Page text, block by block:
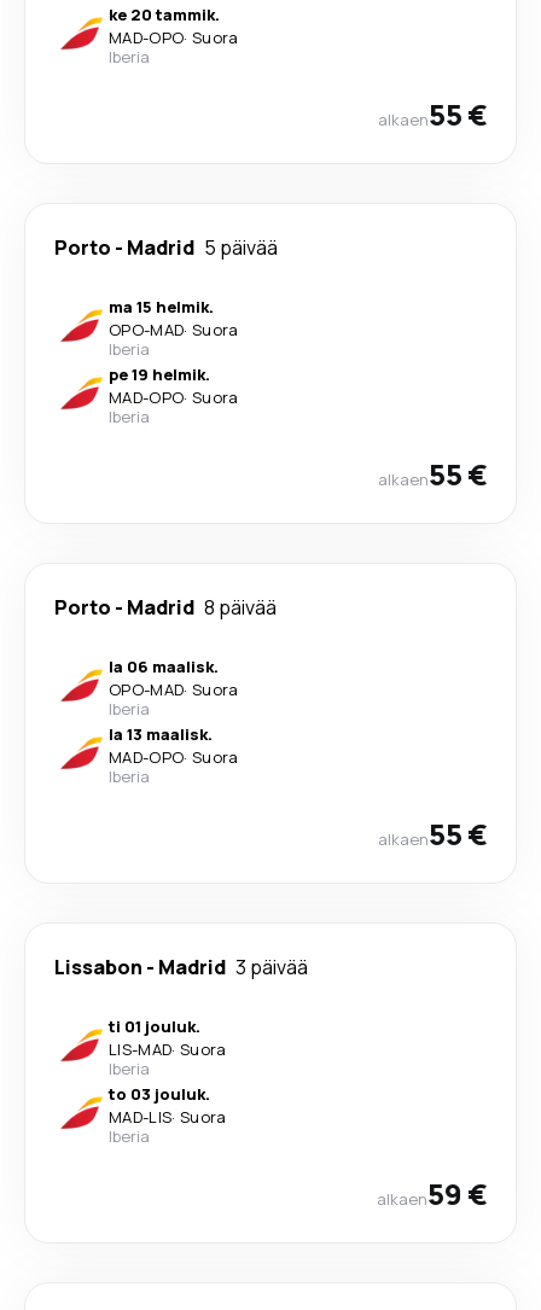
ke 20 tammik.
MAD-OPO· Suora
Iberia
alkaen55 €
Porto - Madrid 5 päivää
ma 15 helmik.
OPO-MAD· Suora
Iberia
pe 19 helmik.
MAD-OPO· Suora
Iberia
alkaen55 €
Porto - Madrid 8 päivää
la 06 maalisk.
OPO-MAD· Suora
Iberia
la 13 maalisk.
MAD-OPO· Suora
Iberia
alkaen55 €
Lissabon - Madrid 3 päivää
ti 01 jouluk.
LIS-MAD· Suora
Iberia
to 03 jouluk.
MAD-LIS· Suora
Iberia
alkaen59 €